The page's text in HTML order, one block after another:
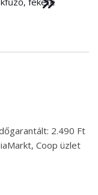
2.490 Ft
Coop üzlet